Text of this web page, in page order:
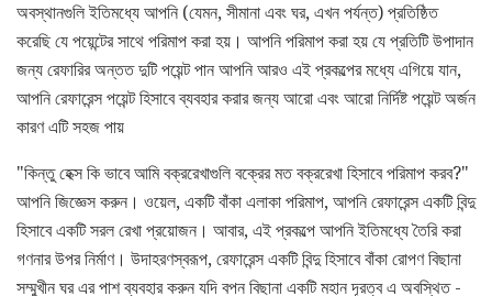
অবস্থানগুলি ইতিমধ্যে আপনি (যেমন, সীমানা এবং ঘর, এখন পর্যন্ত) প্রতিষ্ঠিত
করেছি যে পয়েন্টের সাথে পরিমাপ করা হয়। আপনি পরিমাপ করা হয় যে প্রতিটি উপাদান
জন্য রেফারির অন্তত দুটি পয়েন্ট পান আপনি আরও এই প্রকল্পের মধ্যে এগিয়ে যান,
আপনি রেফারেন্স পয়েন্ট হিসাবে ব্যবহার করার জন্য আরো এবং আরো নির্দিষ্ট পয়েন্ট অর্জন
কারণ এটি সহজ পায়
"কিন্তু হেক্স কি ভাবে আমি বক্ররেখাগুলি বক্রের মত বক্ররেখা হিসাবে পরিমাপ করব?"
আপনি জিজ্ঞেস করুন। ওয়েল, একটি বাঁকা এলাকা পরিমাপ, আপনি রেফারেন্স একটি বিন্দু
হিসাবে একটি সরল রেখা প্রয়োজন। আবার, এই প্রকল্পে আপনি ইতিমধ্যে তৈরি করা
গণনার উপর নির্মাণ। উদাহরণস্বরূপ, রেফারেন্স একটি বিন্দু হিসাবে বাঁকা রোপণ বিছানা
সম্মুখীন ঘর এর পাশ ব্যবহার করুন যদি বপন বিছানা একটি মহান দূরত্ব এ অবস্থিত -